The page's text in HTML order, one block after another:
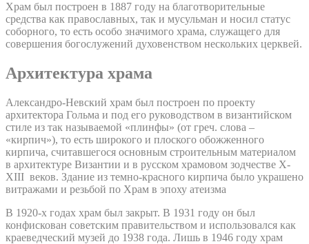
Храм был построен в 1887 году на благотворительные
средства как православных, так и мусульман и носил статус
соборного, то есть особо значимого храма, служащего для
совершения богослужений духовенством нескольких церквей.
Архитектура храма
Александро-Невский храм был построен по проекту
архитектора Гольма и под его руководством в византийском
стиле из так называемой «плинфы» (от греч. слова –
«кирпич»), то есть широкого и плоского обожженного
кирпича, считавшегося основным строительным материалом
в архитектуре Византии и в русском храмовом зодчестве X-
XIII веков. Здание из темно-красного кирпича было украшено
витражами и резьбой по Храм в эпоху атеизма
В 1920-х годах храм был закрыт. В 1931 году он был
конфискован советским правительством и использовался как
краеведческий музей до 1938 года. Лишь в 1946 году храм